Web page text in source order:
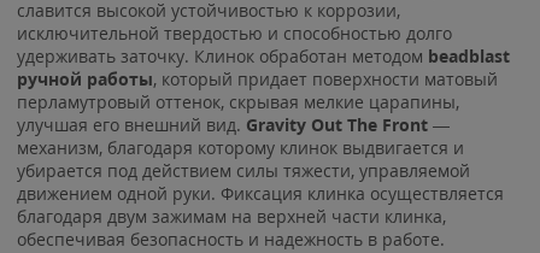
славится высокой устойчивостью к коррозии,
исключительной твердостью и способностью долго
удерживать заточку. Клинок обработан методом beadblast
ручной работы, который придает поверхности матовый
перламутровый оттенок, скрывая мелкие царапины,
улучшая его внешний вид. Gravity Out The Front —
механизм, благодаря которому клинок выдвигается и
убирается под действием силы тяжести, управляемой
движением одной руки. Фиксация клинка осуществляется
благодаря двум зажимам на верхней части клинка,
обеспечивая безопасность и надежность в работе.